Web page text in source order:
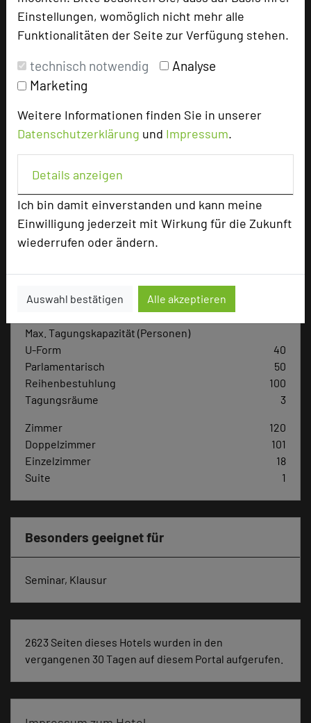
Einstellungen, womöglich nicht mehr alle
Funktionalitäten der Seite zur Verfügung stehen.
technisch notwendig
Analyse
Marketing
Weitere Informationen finden Sie in unserer
Datenschutzerklärung und Impressum.
Details anzeigen
Ich bin damit einverstanden und kann meine
Einwilligung jederzeit mit Wirkung für die Zukunft
wiederrufen oder ändern.
Auswahl bestätigen Alle akzeptieren
zur Tagungsanfrage hinzufügen add_circle
Bewertung
Tagungsplaner
Tagungsleiter
Tagungsteilnehmer
Hotel bewerten
Max. Tagungskapazität (Personen)
U-Form
40
Parlamentarisch
50
Reihenbestuhlung
100
Tagungsräume
3
Zimmer
120
Doppelzimmer
101
Einzelzimmer
18
Suite
1
Besonders geeignet für
Seminar, Klausur
2623 Seiten dieses Hotels wurden in den
vergangenen 30 Tagen auf diesem Portal aufgerufen.